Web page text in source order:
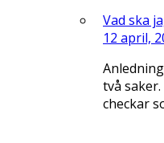
Vad ska
12 april,
två
checkar